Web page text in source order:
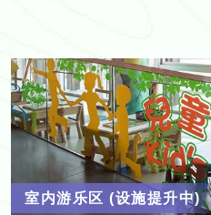
室内游乐区 (设施提升中)